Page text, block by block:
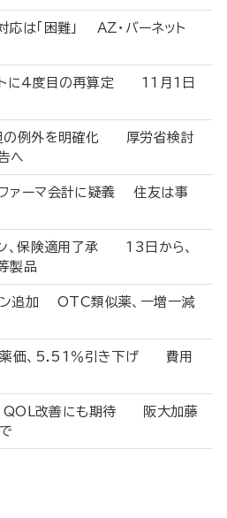
は「困難」 AZ・バーネット
ントに4度目の再算定 11月1日
の例外を明確化 厚労省検討
へ
ファーマ会計に疑義 住友は事
ン、保険適用了承 13日から、
製品
ン追加 OTC類似薬、一増一減
の薬価、5.51％引き下げ 費用
QOL改善にも期待 阪大加藤